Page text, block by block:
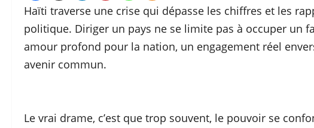
Haïti traverse une crise qui dépasse les chiffres et les
politique. Diriger un pays ne se limite pas à occuper un
amour profond pour la nation, un engagement réel
avenir commun.
Le vrai drame, c’est que trop souvent, le pouvoir se